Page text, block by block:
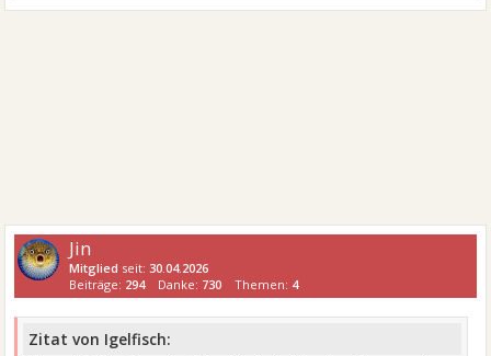
Jin
Mitglied seit:30.04.2026
Beiträge: 294 Danke: 730 Themen: 4
Zitat von Igelfisch: